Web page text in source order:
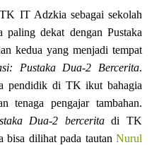
IT Adzkia sebagai sekolah
dekat dengan Pustaka
kedua yang menjadi tempat
Pustaka Dua-2 Bercerita.
pendidik di TK ikut bahagia
tenaga pengajar tambahan.
Dua-2 berceritadi TK
dilihat pada tautan Nurul